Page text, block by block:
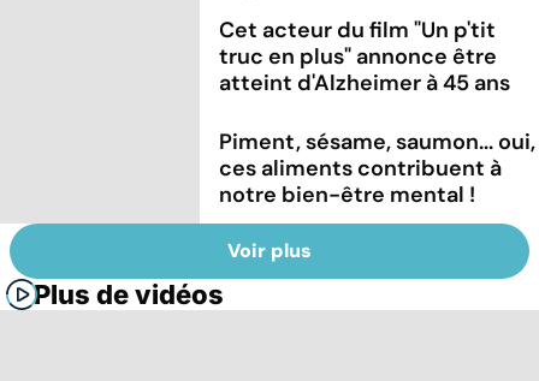
Cet acteur du film "Un p'tit
truc en plus" annonce être
atteint d'Alzheimer à 45 ans
Piment, sésame, saumon... oui,
ces aliments contribuent à
notre bien-être mental !
Voir plus
Plus de vidéos